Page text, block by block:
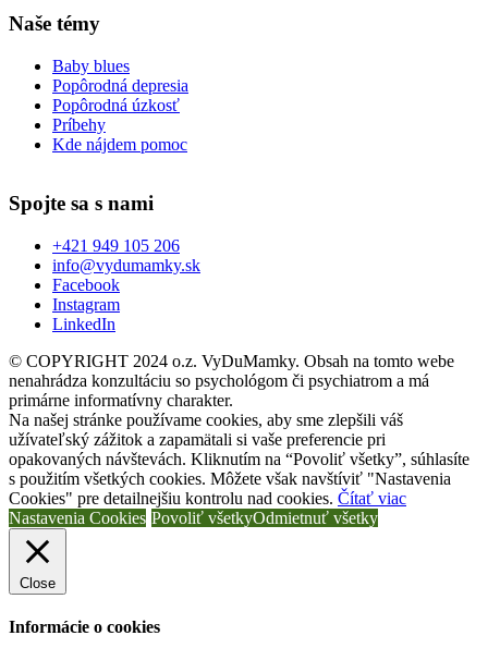
Naše témy
Baby blues
Popôrodná depresia
Popôrodná úzkosť
Príbehy
Kde nájdem pomoc
Spojte sa s nami
+421 949 105 206
info@vydumamky.sk
Facebook
Instagram
LinkedIn
© COPYRIGHT 2024 o.z. VyDuMamky. Obsah na tomto webe
nenahrádza konzultáciu so psychológom či psychiatrom a má
primárne informatívny charakter.
Na našej stránke používame cookies, aby sme zlepšili váš
užívateľský zážitok a zapamätali si vaše preferencie pri
opakovaných návštevách. Kliknutím na “Povoliť všetky”, súhlasíte
s použitím všetkých cookies. Môžete však navštíviť "Nastavenia
Cookies" pre detailnejšiu kontrolu nad cookies. Čítať viac
Nastavenia Cookies Povoliť všetkyOdmietnuť všetky
Close
Informácie o cookies